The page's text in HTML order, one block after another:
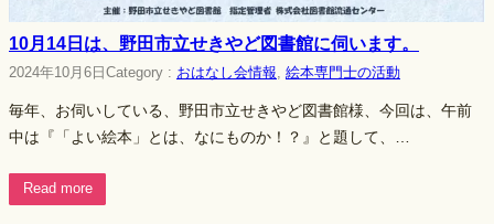
10月14日は、野田市立せきやど図書館に伺います。
2024年10月6日 Category : おはなし会情報, 絵本専門士の活動
毎年、お伺いしている、野田市立せきやど図書館様、今回は、午前
中は『「よい絵本」とは、なにものか！？』と題して、…
Read more